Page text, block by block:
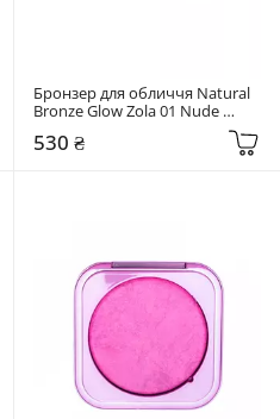
Бронзер для обличчя Natural
Bronze Glow Zola 01 Nude
530 ₴